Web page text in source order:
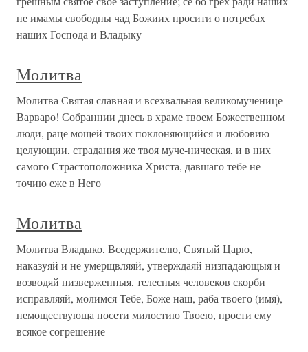
не имамы свободны чад Божиих просити о потребах
наших Господа и Владыку
Молитва
Молитва Святая славная и всехвальная великомученице
Варваро! Собраннии днесь в храме твоем Божественном
люди, раце мощей твоих поклоняющийся и любовию
целующии, страдания же твоя муче-ническая, и в них
самого Страстоположника Христа, давшаго тебе не
точию еже в Него
Молитва
Молитва Владыко, Вседержителю, Святый Царю,
наказуяй и не умерщвляяй, утверждаяй низпадающыя и
возводяй низверженныя, телесныя человеков скорби
исправляяй, молимся Тебе, Боже наш, раба твоего (имя),
немоществующа посети милостию Твоею, прости ему
всякое согрешение